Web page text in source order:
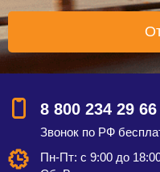
8 800 234 29 66
Звонок по РФ
Пн-Пт: с 9:00 до